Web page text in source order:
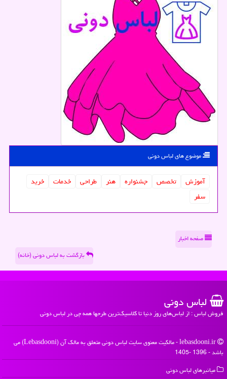
موضوع های لباس دونی
آموزش تخصص جشنواره هنر طراحی خدمات
خرید
سفر
صفحه اخبار
بازگشت به لباس دونی (خانه)
لباس دونی
فروش لباس : از لباس‌های روز دنیا تا کلاسیک‌ترین طرحها همه چی در لباس دونی
lebasdooni.ir - مالکیت معنوی سایت لباس دونی متعلق به مالک آن (Lebasdooni) می
باشد - 1396 -1405
میانبرهای لباس دونی